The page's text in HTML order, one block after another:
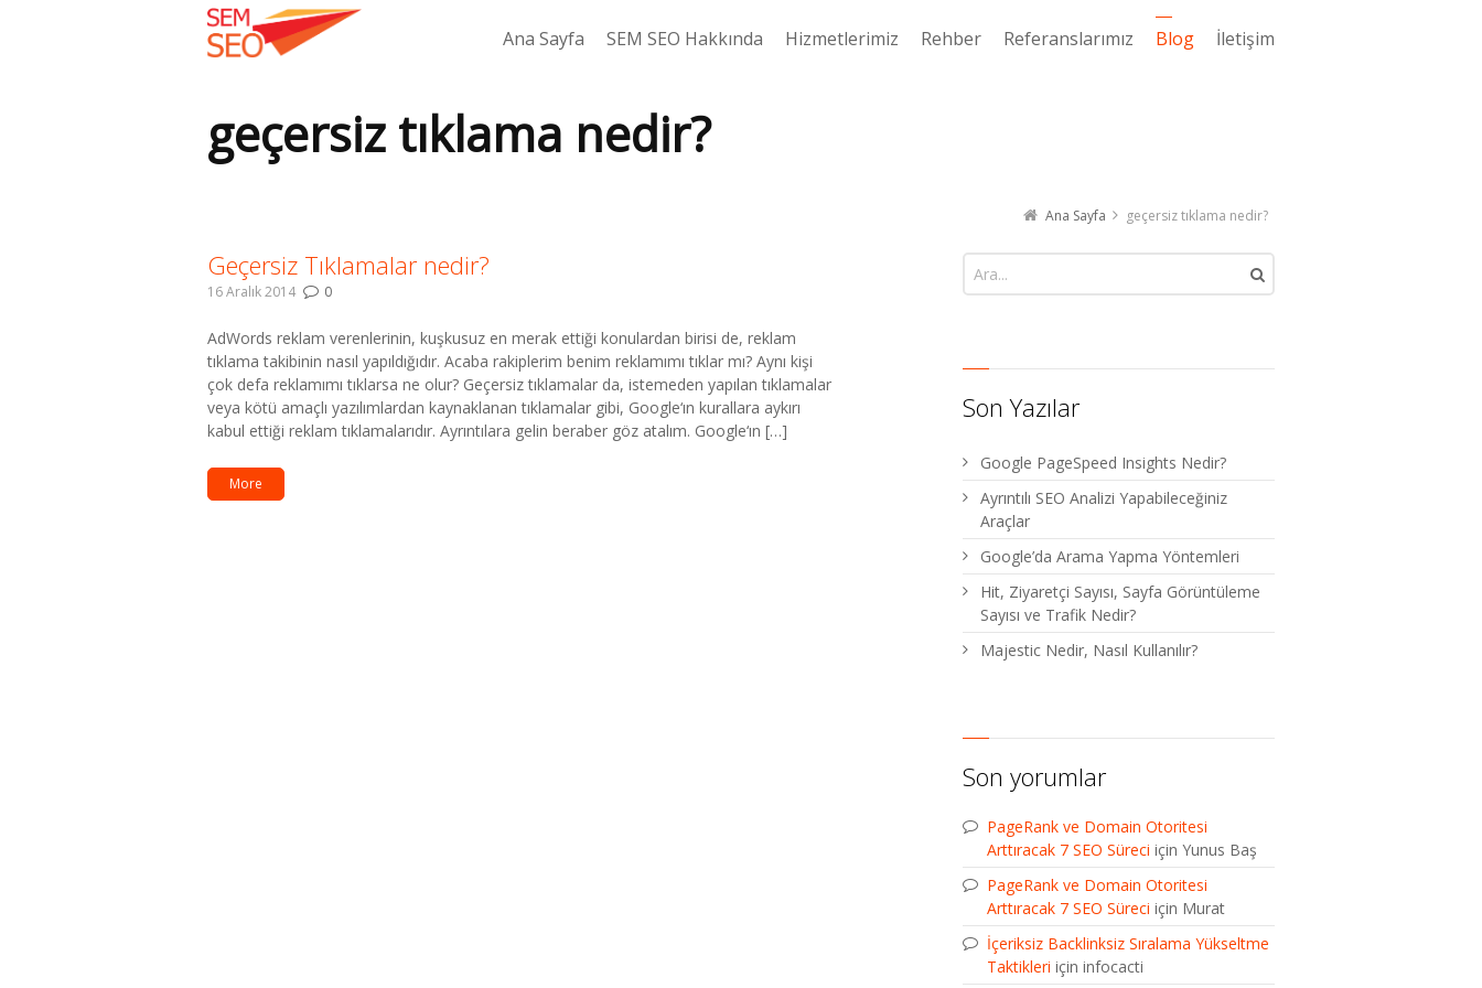
Ana Sayfa SEM SEO Hakkında Hizmetlerimiz Rehber Referanslarımız Blog İletişim
geçersiz tıklama nedir?
Ana Sayfa geçersiz tıklama nedir?
Geçersiz Tıklamalar nedir?
16 Aralık 2014 0
AdWords reklam verenlerinin, kuşkusuz en merak ettiği konulardan birisi de, reklam
tıklama takibinin nasıl yapıldığıdır. Acaba rakiplerim benim reklamımı tıklar mı? Aynı kişi
çok defa reklamımı tıklarsa ne olur? Geçersiz tıklamalar da, istemeden yapılan tıklamalar
veya kötü amaçlı yazılımlardan kaynaklanan tıklamalar gibi, Google‘ın kurallara aykırı
kabul ettiği reklam tıklamalarıdır. Ayrıntılara gelin beraber göz atalım. Google‘ın […]
More
Son Yazılar
Google PageSpeed Insights Nedir?
Ayrıntılı SEO Analizi Yapabileceğiniz
Araçlar
Google’da Arama Yapma Yöntemleri
Hit, Ziyaretçi Sayısı, Sayfa Görüntüleme
Sayısı ve Trafik Nedir?
Majestic Nedir, Nasıl Kullanılır?
Son yorumlar
PageRank ve Domain Otoritesi
Arttıracak 7 SEO Süreci için Yunus Baş
PageRank ve Domain Otoritesi
Arttıracak 7 SEO Süreci için Murat
İçeriksiz Backlinksiz Sıralama Yükseltme
Taktikleri için infocacti